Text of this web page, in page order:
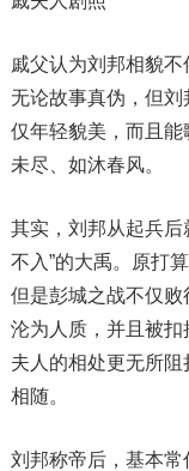
戚父认为刘邦相貌不
无论故事真伪，但
仅年轻貌美，而且能
未尽、如沐春风。
其实，刘邦从起兵后
不入”的大禹。原打
但是彭城之战不仅败
沦为人质，并且被
夫人的相处更无所
相随。
刘邦称帝后，基本